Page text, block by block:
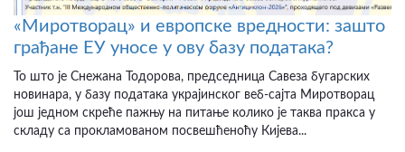
«Миротворац» и европске вредности: зашто
грађане ЕУ уносе у ову базу података?
То што је Снежана Тодорова, председница Савеза бугарских
новинара, у базу података украјинског веб-сајта Миротворац
још једном скреће пажњу на питање колико је таква пракса у
складу са прокламованом посвешћеноћу Кијева...